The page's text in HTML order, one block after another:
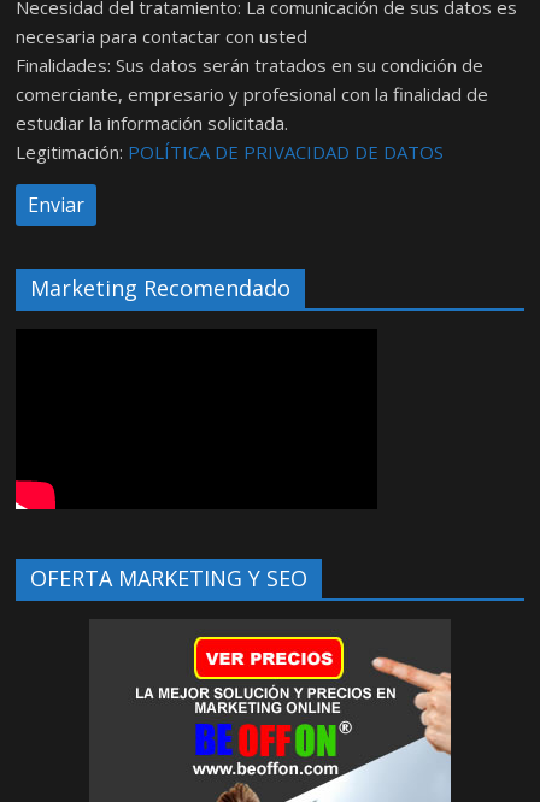
Necesidad del tratamiento: La comunicación de sus datos es
necesaria para contactar con usted
Finalidades: Sus datos serán tratados en su condición de
comerciante, empresario y profesional con la finalidad de
estudiar la información solicitada.
Legitimación: POLÍTICA DE PRIVACIDAD DE DATOS
Marketing Recomendado
OFERTA MARKETING Y SEO